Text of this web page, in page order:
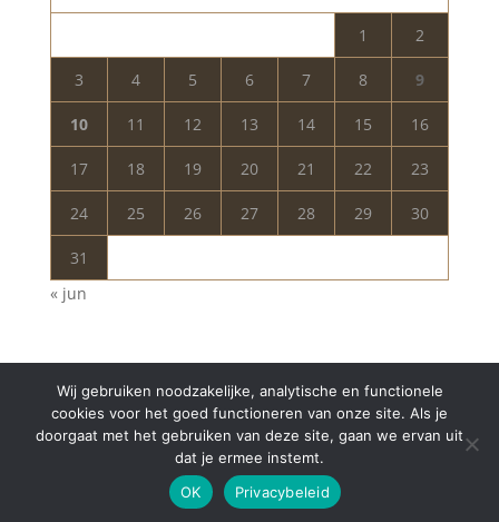
1 2
3 4 5 6 7 8 9
10 11 12 13 14 15 16
17 18 19 20 21 22 23
24 25 26 27 28 29 30
31
« jun
Copyright © 2024 Aurelia Schoonheidssalon | All
Rights Reserved | WebdesignAppdsgn
Wij gebruiken noodzakelijke, analytische en functionele
cookies voor het goed functioneren van onze site. Als je
doorgaat met het gebruiken van deze site, gaan we ervan uit
dat je ermee instemt.
OK
Privacybeleid